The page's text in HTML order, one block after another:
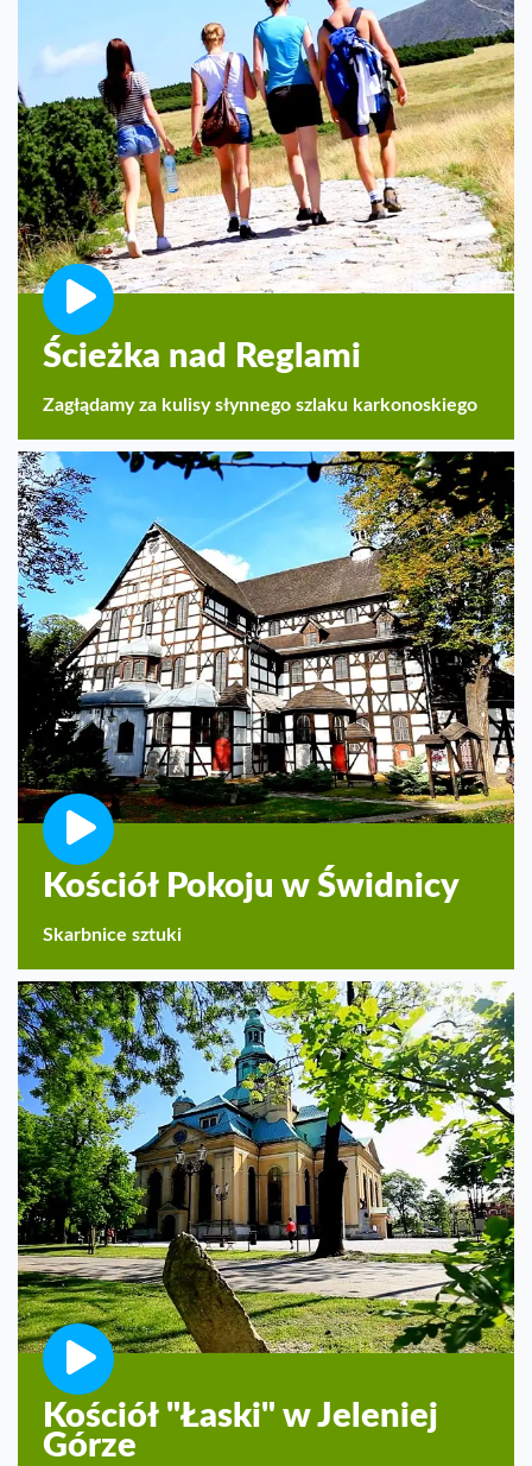
Ścieżka nad Reglami
Zagłądamy za kulisy słynnego szlaku karkonoskiego
Kościół Pokoju w Świdnicy
Skarbnice sztuki
Kościół "Łaski" w Jeleniej
Górze